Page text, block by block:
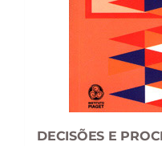
DECISÕES E